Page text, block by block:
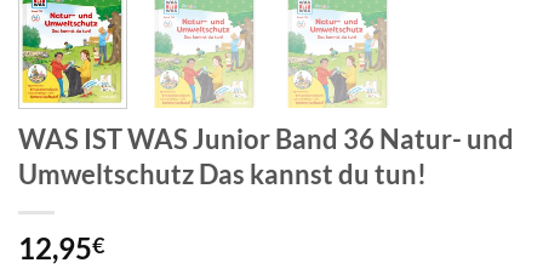
WAS IST WAS Junior Band 36 Natur- und
Umweltschutz Das kannst du tun!
12,95€